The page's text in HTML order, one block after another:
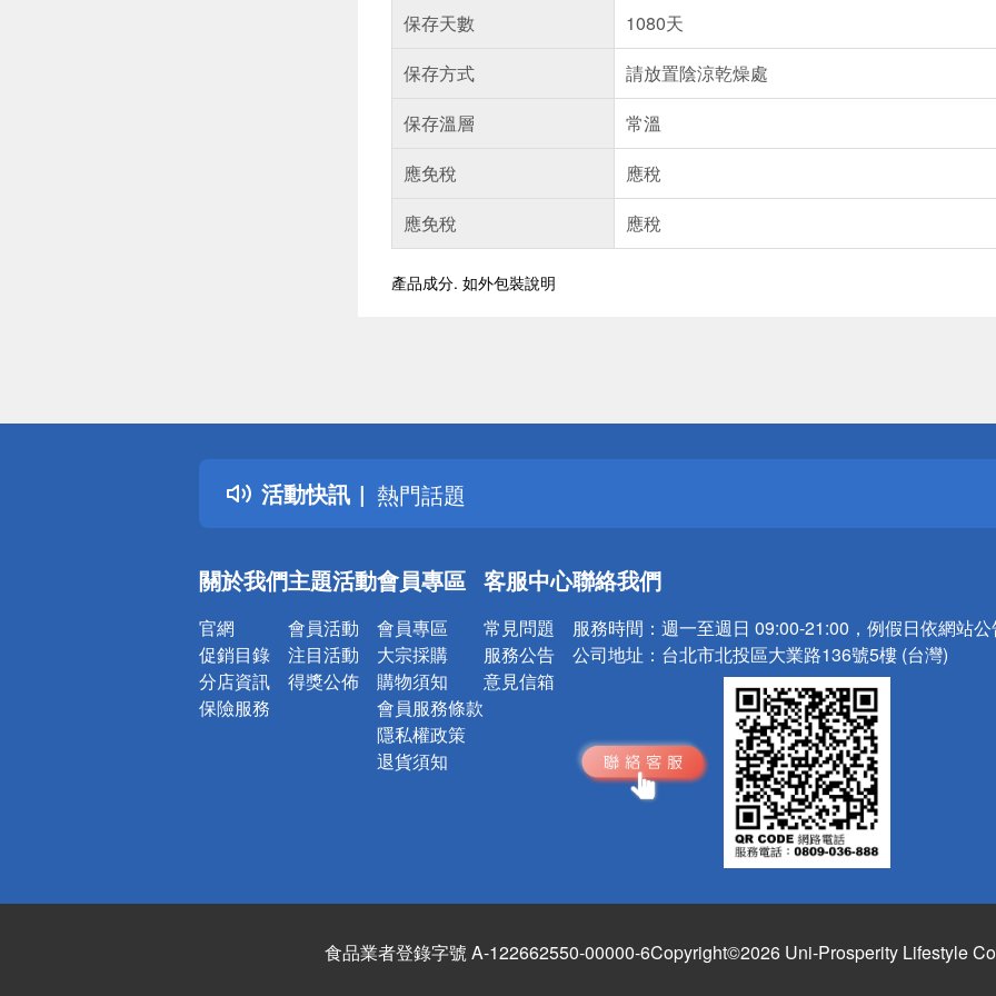
保存天數
1080天
保存方式
請放置陰涼乾燥處
保存溫層
常溫
應免稅
應稅
應免稅
應稅
產品成分. 如外包裝說明
活動快訊
詐騙網頁！請小心！
得獎公告
熱門話題
銀行優惠
詐騙網頁！請小心！
關於我們
官網
促銷目錄
分店資訊
保險服務
主題活動
會員活動
注目活動
得獎公佈
會員專區
會員專區
大宗採購
購物須知
會員服務條款
隱私權政策
退貨須知
客服中心
常見問題
服務公告
意見信箱
聯絡我們
服務時間： 週一至週日 09:00-21:00，例假日依網站
公司地址： 台北市北投區大業路136號5樓 (台灣)
食品業者登錄字號 A-122662550-00000-6Copyright©2026 Uni-Prosperity Lifestyle